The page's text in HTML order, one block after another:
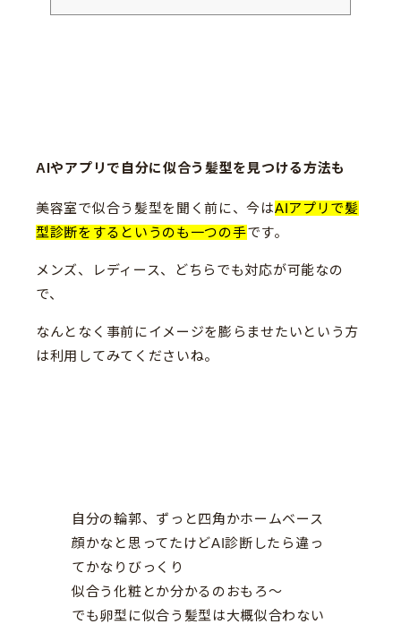
AIやアプリで自分に似合う髪型を見つける方法も
美容室で似合う髪型を聞く前に、今はAIアプリで髪
型診断をするというのも一つの手です。
メンズ、レディース、どちらでも対応が可能なの
で、
なんとなく事前にイメージを膨らませたいという方
は利用してみてくださいね。
自分の輪郭、ずっと四角かホームベース
顔かなと思ってたけどAI診断したら違っ
てかなりびっくり
似合う化粧とか分かるのおもろ〜
でも卵型に似合う髪型は大概似合わない